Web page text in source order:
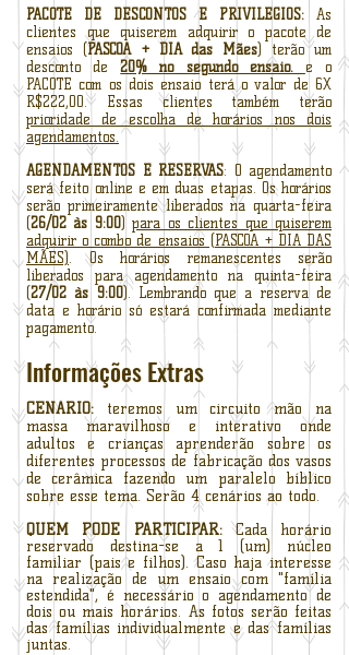
PACOTE DE DESCONTOS E PRIVILÉGIOS: As
clientes que quiserem adquirir o pacote de
ensaios (PASCOA + DIA das Mães) terão um
desconto de20% no segundo ensaio. e o
PACOTE com os dois ensaio terá o valor de 6X
R$222,00. Essas clientes também terão
prioridade de escolha de horários nos dois
agendamentos.
AGENDAMENTOS E RESERVAS: O agendamento
será feito online e em duas etapas. Os horários
serão primeiramente liberados na quarta-feira
(26/02 às 9:00)para os clientes que quiserem
adquirir o combo de ensaios (PASCOA + DIA DAS
MÃES) . Os horários remanescentes serão
liberados para agendamento na quinta-feira
(27/02 às 9:00). Lembrando que a reserva de
data e horário só estará confirmada mediante
pagamento.
Informações Extras
CENÁRIO: teremos um circuito mão na
massa maravilhoso e interativo onde
adultos e crianças aprenderão sobre os
diferentes processos de fabricação dos vasos
de cerâmica fazendo um paralelo bíblico
sobre esse tema. Serão 4 cenários ao todo.
QUEM PODE PARTICIPAR:Cada horário
reservado destina-se a 1 (um) núcleo
familiar (pais e filhos). Caso haja interesse
na realização de um ensaio com "família
estendida", é necessário o agendamento de
dois ou mais horários. As fotos serão feitas
das famílias individualmente e das famílias
juntas.